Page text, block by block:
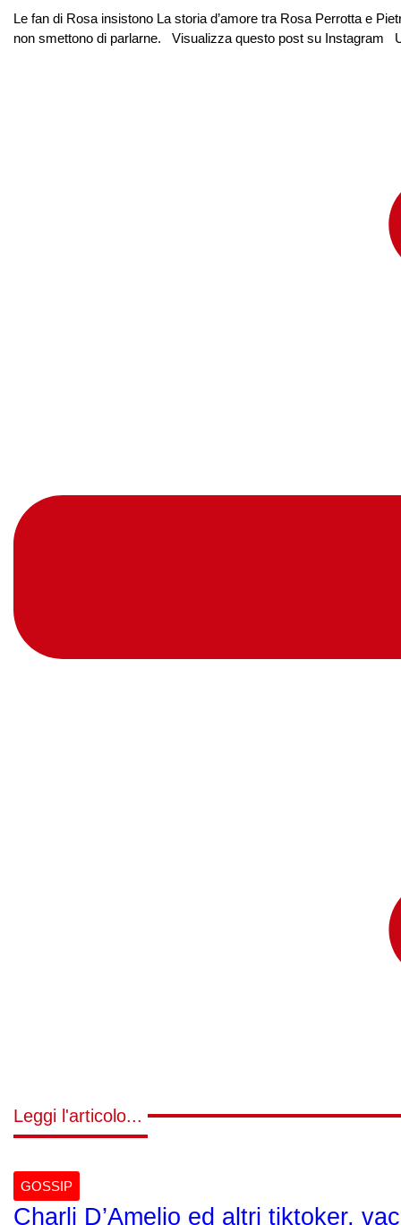
Le fan di Rosa insistono La storia d’amore tra Rosa Perrotta e
non smettono di parlarne. Visualizza questo post su Instagram
Leggi l'articolo...
GOSSIP
Charli D’Amelio ed altri tiktoker,